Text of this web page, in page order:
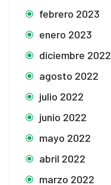
febrero 2023
enero 2023
diciembre 2022
agosto 2022
julio 2022
junio 2022
mayo 2022
abril 2022
marzo 2022